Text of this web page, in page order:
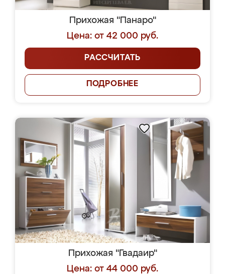
Прихожая "Панаро"
Цена: от 42 000 руб.
РАССЧИТАТЬ
ПОДРОБНЕЕ
Прихожая "Гвадаир"
Цена: от 44 000 руб.